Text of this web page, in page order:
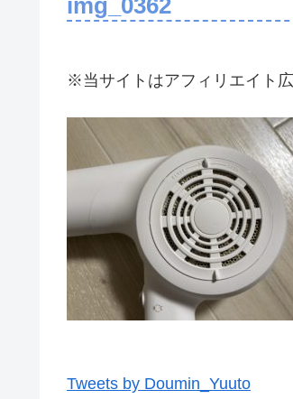
img_0362
※当サイトはアフィリエイト
Tweets by Doumin_Yuuto